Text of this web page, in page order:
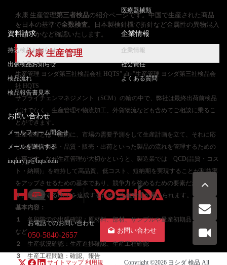
永康 生産管理第三者検品の紹介ページです。中国で生産された商品
を日本の基準で全数検査 。日本製検針機で折針など金属性の異物混入
がないかなど確認いたします。
永康 生産管理
生産管理 ヨシダ第三社検品会社 HQTS” alt=”生産管理 ヨシダ第三社検品会
社 HQTS
サプライチェンマネジメント（SCM）の輪の中で、弊社は最終出荷前検品
だけでなく、生産管理や物流加工、外貨物流なども含めてご相談に乗るこ
とができます。
生産管理とは一般的に、市場の需要予測をして生産計画を立て、それに応
じた調達・製造・品質・販売・出荷といった製品の流れを管理するための
仕事です。なぜ生産管理が大切かというと、製造業では「QCD(品質・コス
ト・納期)」を維持して高品質、低コスト、短納期を実現することが利益率
をアップさせるための基本であり、競争力を強めるための要素だからで
す。目標とするQCDを達成するために生産管理が用いられます。
基本内容：
１
各段階での出張確認：原材料、部材、サンプルや量産初期品、量産品
など
２
生産状況確認：生産進捗確認、生産工程確認
３
生産工程問題：確認、報告
医療器械類
資料請求
持込検品お知らせ
出張検品お知らせ
検品流れ
検品報告書見本
企業情報
企業情報
社会責任
よくある質問
お問い合わせ
メールフォーム問合せ
メールを送信する
inquiry.jp@hqts.com
お電話でのお問い合わせ
050-5840-2657
お問い合わせ
サイトマップ 利用規 Copyright ©2026 ヨシダ 検品 All